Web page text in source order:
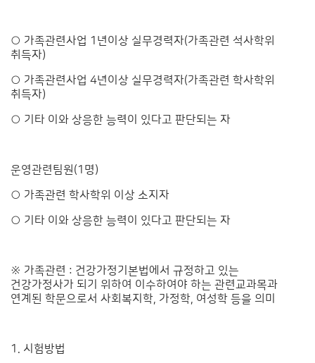
○ 가족관련사업 1년이상 실무경력자(가족관련 석사학위
취득자)
○ 가족관련사업 4년이상 실무경력자(가족관련 학사학위
취득자)
○ 기타 이와 상응한 능력이 있다고 판단되는 자
운영관련팀원(1명)
○ 가족관련 학사학위 이상 소지자
○ 기타 이와 상응한 능력이 있다고 판단되는 자
※ 가족관련 : 건강가정기본법에서 규정하고 있는
건강가정사가 되기 위하여 이수하여야 하는 관련교과목과
연계된 학문으로서 사회복지학, 가정학, 여성학 등을 의미
1. 시험방법